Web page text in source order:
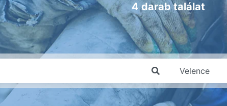
4 darab találat